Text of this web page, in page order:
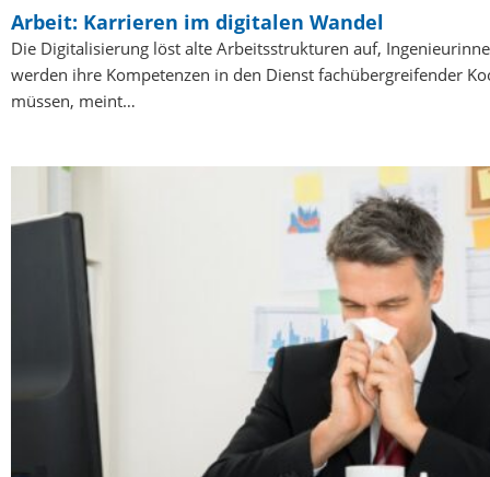
Arbeit: Karrieren im digitalen Wandel
Die Digitalisierung löst alte Arbeitsstrukturen auf,
werden ihre Kompetenzen in den Dienst fachübergreifender
müssen, meint…